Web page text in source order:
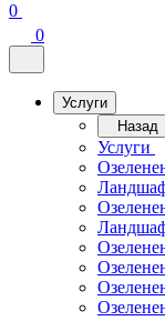
0
0
Услуги
Назад
Услуги